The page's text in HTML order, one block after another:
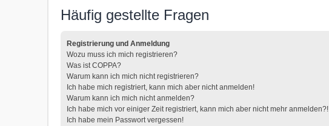
Häufig gestellte Fragen
Registrierung und Anmeldung
Wozu muss ich mich registrieren?
Was ist COPPA?
Warum kann ich mich nicht registrieren?
Ich habe mich registriert, kann mich aber nicht anmelden!
Warum kann ich mich nicht anmelden?
Ich habe mich vor einiger Zeit registriert, kann mich aber nicht mehr anmelden?!
Ich habe mein Passwort vergessen!